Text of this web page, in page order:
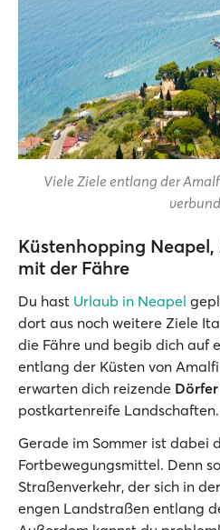
Viele Ziele entlang der
Küstenhopping
mit der Fähre
Du hast Urlaub in Neapel
dort aus noch weitere Ziele
die Fähre und begib dich auf
entlang der Küsten von
erwarten dich reizende
postkartenreife Landschaften.
Gerade im Sommer ist dabei
Fortbewegungsmittel. Denn
Straßenverkehr, der sich in
engen Landstraßen entlang